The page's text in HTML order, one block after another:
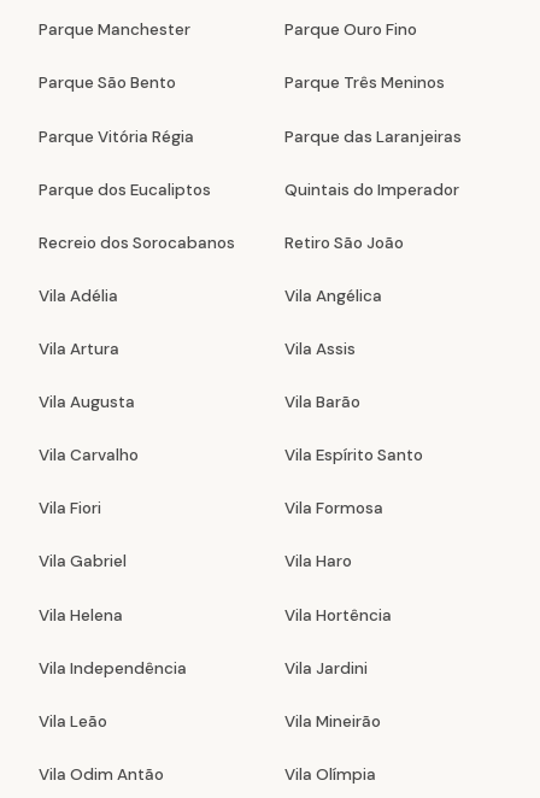
Parque Manchester Parque Ouro Fino
Parque São Bento Parque Três Meninos
Parque Vitória Régia Parque das Laranjeiras
Parque dos Eucaliptos Quintais do Imperador
Recreio dos Sorocabanos Retiro São João
Vila Adélia Vila Angélica
Vila Artura Vila Assis
Vila Augusta Vila Barão
Vila Carvalho Vila Espírito Santo
Vila Fiori Vila Formosa
Vila Gabriel Vila Haro
Vila Helena Vila Hortência
Vila Independência Vila Jardini
Vila Leão Vila Mineirão
Vila Odim Antão Vila Olímpia